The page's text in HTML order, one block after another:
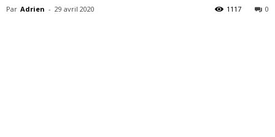
Par Adrien - 29 avril 2020 0
1117